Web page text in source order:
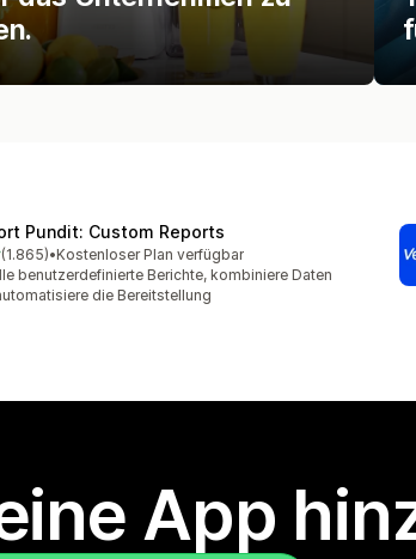
Pundit: Custom Reports
5 Sternen
(1.865) insgesamt
•Kostenloser Plan verfügbar
benutzerdefinierte Berichte, kombiniere Daten
die Bereitstellung
App